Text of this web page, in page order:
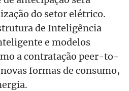
do setor elétrico.
de Inteligência
e modelos
a contratação peer-to-
formas de consumo,